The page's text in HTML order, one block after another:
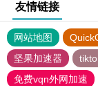
友情链接
网站地图
坚果加速器
免费vqn外网加速